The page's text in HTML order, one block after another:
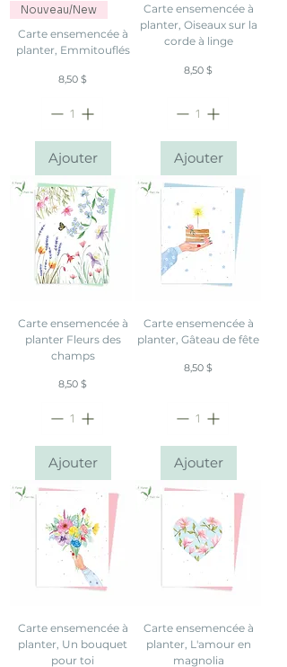
Nouveau/New
Carte ensemencée à
planter, Emmitouflés
Prix
8,50 $
Ajouter
Carte ensemencée à
planter, Oiseaux sur la
corde à linge
Prix
8,50 $
Ajouter
Carte ensemencée à
planter Fleurs des
champs
Prix
8,50 $
Ajouter
Carte ensemencée à
planter, Gâteau de fête
Prix
8,50 $
Ajouter
Carte ensemencée à
planter, Un bouquet
pour toi
Carte ensemencée à
planter, L'amour en
magnolia